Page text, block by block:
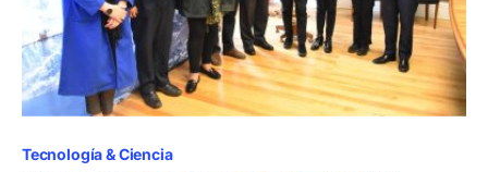
Tecnología & Ciencia